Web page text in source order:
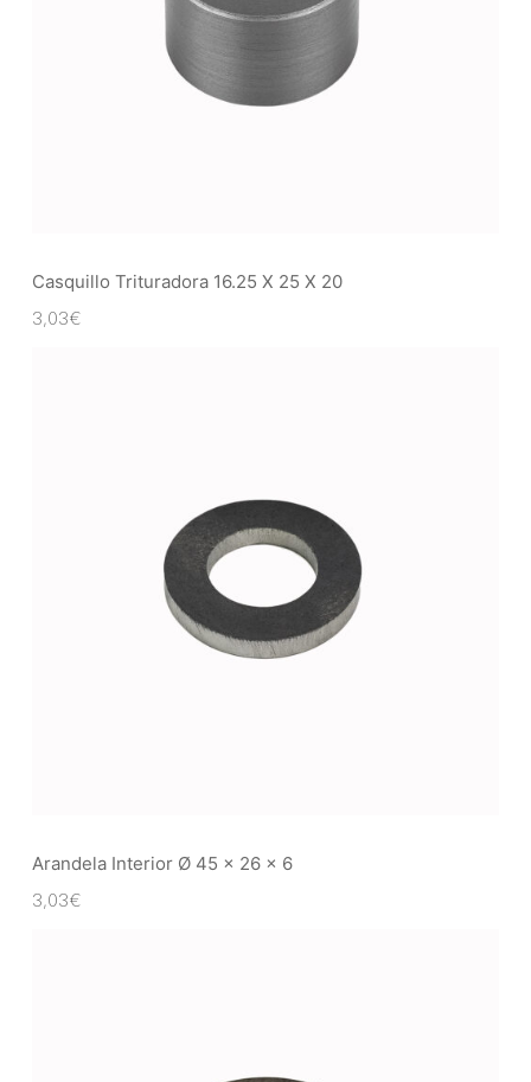
Casquillo Trituradora 16.25 X 25 X 20
3,03€
Arandela Interior Ø 45 x 26 x 6
3,03€